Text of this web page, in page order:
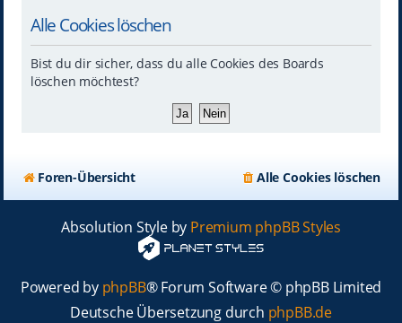
Alle Cookies löschen
Bist du dir sicher, dass du alle Cookies des Boards
löschen möchtest?
Foren-Übersicht Alle Cookies löschen
Absolution Style by Premium phpBB Styles
Powered by phpBB® Forum Software © phpBB Limited
Deutsche Übersetzung durch phpBB.de